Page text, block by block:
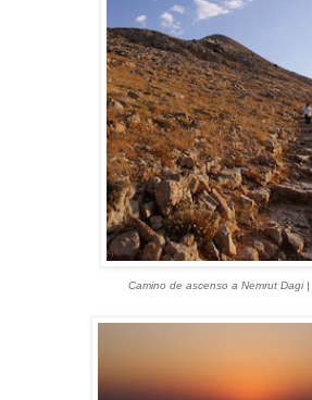
Camino de ascenso a Nemrut Dagi |